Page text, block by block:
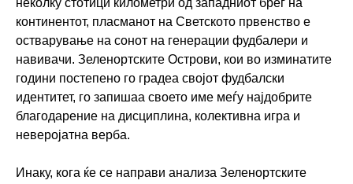
неколку стотици километри од западниот брег на
континентот, пласманот на Светското првенство е
остварување на сонот на генерации фудбалери и
навивачи. Зеленортските Острови, кои во изминатите
години постепено го градеа својот фудбалски
идентитет, го запишаа своето име меѓу најдобрите
благодарение на дисциплина, колективна игра и
неверојатна верба.
Инаку, кога ќе се направи анализа Зеленортските